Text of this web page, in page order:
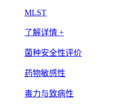
MLST
了解详情 +
菌种安全性评价
药物敏感性
毒力与致病性